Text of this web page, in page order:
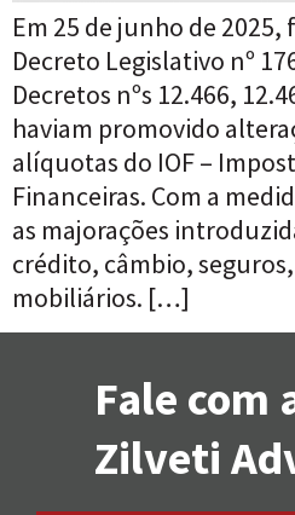
Em 25 de junho de
Decreto Legislativo nº
Decretos nºs 12.466,
haviam promovido
alíquotas do IOF –
Financeiras. Com a
as majorações
crédito, câmbio,
mobiliários. […]
Fale com
Zilveti